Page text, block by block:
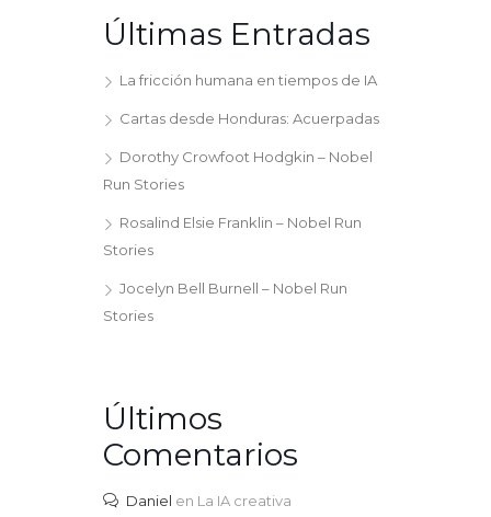
Últimas Entradas
La fricción humana en tiempos de IA
Cartas desde Honduras: Acuerpadas
Dorothy Crowfoot Hodgkin – Nobel
Run Stories
Rosalind Elsie Franklin – Nobel Run
Stories
Jocelyn Bell Burnell – Nobel Run
Stories
Últimos
Comentarios
Daniel en La IA creativa